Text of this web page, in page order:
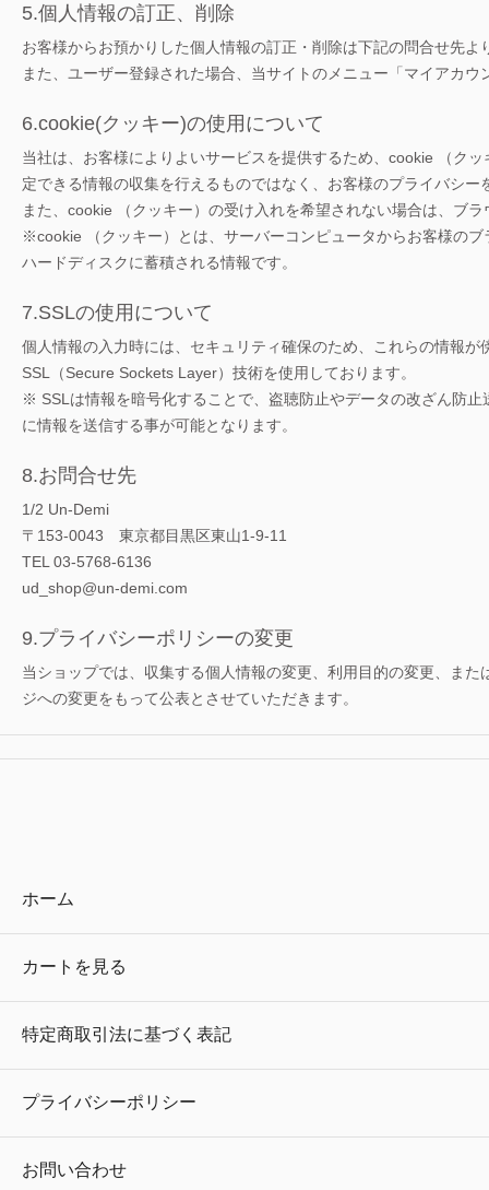
5.個人情報の訂正、削除
お客様からお預かりした個人情報の訂正・削除は下記の問合せ先よ
また、ユーザー登録された場合、当サイトのメニュー「マイアカ
6.cookie(クッキー)の使用について
当社は、お客様によりよいサービスを提供するため、cookie （ク
定できる情報の収集を行えるものではなく、お客様のプライバシー
また、cookie （クッキー）の受け入れを希望されない場合は、ブ
※cookie （クッキー）とは、サーバーコンピュータからお客様の
ハードディスクに蓄積される情報です。
7.SSLの使用について
個人情報の入力時には、セキュリティ確保のため、これらの情報
SSL（Secure Sockets Layer）技術を使用しております。
※ SSLは情報を暗号化することで、盗聴防止やデータの改ざん防
に情報を送信する事が可能となります。
8.お問合せ先
1/2 Un-Demi
〒153-0043 東京都目黒区東山1-9-11
TEL 03-5768-6136
ud_shop@un-demi.com
9.プライバシーポリシーの変更
当ショップでは、収集する個人情報の変更、利用目的の変更、ま
ジへの変更をもって公表とさせていただきます。
ホーム
カートを見る
特定商取引法に基づく表記
プライバシーポリシー
お問い合わせ